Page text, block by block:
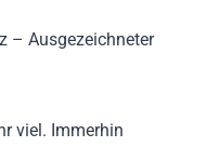
– Ausgezeichneter
viel. Immerhin